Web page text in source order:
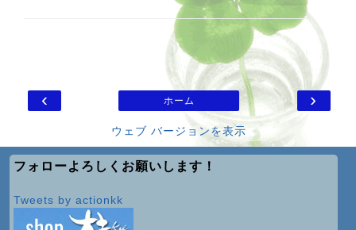
‹ ›
ホーム
ウェブ バージョンを表示
フォローよろしくお願いします！
Tweets by actionkk